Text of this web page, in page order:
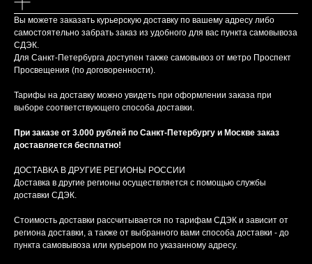
Вы можете заказать курьерскую доставку по вашему адресу либо
самостоятельно забрать заказ из удобного для вас пункта самовывоза
СДЭК.
Для Санкт-Петербурга доступен также самовывоз от метро Проспект
Просвещения (по договоренности).
Тарифы на доставку можно увидеть при оформлении заказа при
выборе соответствующего способа доставки.
При заказе от 3.000 рублей по Санкт-Петербургу и Москве заказ
доставляется бесплатно!
ДОСТАВКА В ДРУГИЕ РЕГИОНЫ РОССИИ
Доставка в другие регионы осуществляется с помощью службы
доставки СДЭК.
Стоимость доставки рассчитывается по тарифам СДЭК и зависит от
региона доставки, а также от выбранного вами способа доставки - до
пункта самовывоза или курьером по указанному адресу.
КАТАЛОГ